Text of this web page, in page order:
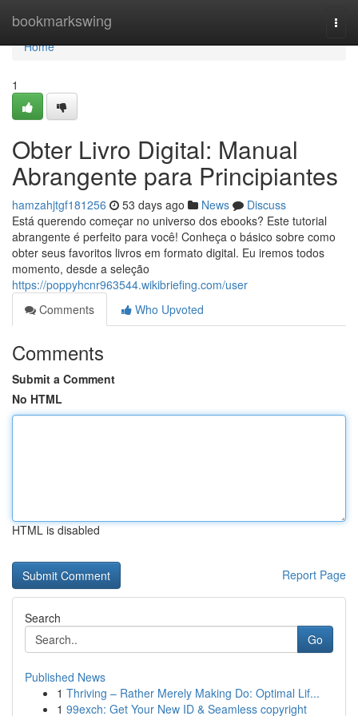
bookmarkswing
Home
Home
1
Obter Livro Digital: Manual
Abrangente para Principiantes
hamzahjtgf181256 53 days ago News
Discuss
Está querendo começar no universo dos ebooks? Este tutorial
abrangente é perfeito para você! Conheça o básico sobre como
obter seus favoritos livros em formato digital. Eu iremos todos
momento, desde a seleção
https://poppyhcnr963544.wikibriefing.com/user
Comments
Who Upvoted
Comments
Submit a Comment
No HTML
HTML is disabled
Report Page
Search
Go
Published News
1 Thriving – Rather Merely Making Do: Optimal Lif...
1 99exch: Get Your New ID & Seamless copyright